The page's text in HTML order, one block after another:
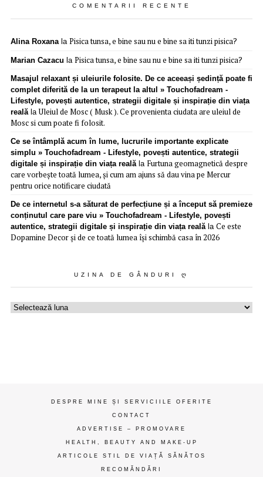
COMENTARII RECENTE
Alina Roxanala Pisica tunsa, e bine sau nu e bine sa iti tunzi pisica?
Marian Cazacu la Pisica tunsa, e bine sau nu e bine sa iti tunzi pisica?
Masajul relaxant și uleiurile folosite. De ce aceeași ședință poate fi
complet diferită de la un terapeut la altul » Touchofadream -
Lifestyle, povești autentice, strategii digitale și inspirație din viața
realălaUleiul de Mosc ( Musk ). Ce provenienta ciudata are uleiul de
Mosc si cum poate fi folosit.
Ce se întâmplă acum în lume, lucrurile importante explicate
simplu » Touchofadream - Lifestyle, povești autentice, strategii
digitale și inspirație din viața realăla Furtuna geomagnetică despre
care vorbește toată lumea, și cum am ajuns să dau vina pe Mercur
pentru orice notificare ciudată
De ce internetul s-a săturat de perfecțiune și a început să premieze
conținutul care pare viu » Touchofadream - Lifestyle, povești
autentice, strategii digitale și inspirație din viața realăla Ce este
Dopamine Decor și de ce toată lumea își schimbă casa în 2026
UZINA DE GÂNDURI Ღ
Uzina
DESPRE MINE ȘI SERVICIILE OFERITE
CONTACT
ADVERTISE – PROMOVARE
HEALTH, BEAUTY AND MAKE-UP
ARTICOLE STIL DE VIAȚĂ SĂNĂTOS
RECOMĂNDĂRI